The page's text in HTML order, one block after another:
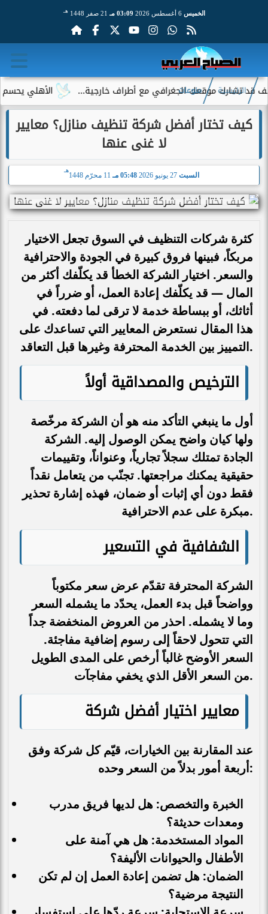
الخميس 6 أغسطس 2026 03:09 مـ 21 صفر 1448 هـ
الأهلي يحسم موقعك الجغرافي مع أطراف خارجية...
الرئيسية منوعات
كيف تختار أفضل شركة تنظيف منازل؟ معايير
لا غنى عنها
السبت 05:48 مـ 11 محرّم 1448
هـ
كثرة شركات التنظيف في السوق تجعل الاختيار
مربكاً، فبينها فروق كبيرة في الجودة والاحترافية
والسعر. اختيار الشركة الخطأ قد يكلّفك أكثر من
المال — قد يكلّفك إعادة العمل، أو ضرراً في
أثاثك، أو ببساطة خدمة لا ترقى لما دفعته. في
هذا المقال نستعرض المعايير التي تساعدك على
التمييز بين الخدمة المحترفة وغيرها قبل التعاقد.
الترخيص والمصداقية أولاً
أول ما ينبغي التأكد منه هو أن الشركة مرخّصة
ولها كيان واضح يمكن الوصول إليه. الشركة
الجادة تمتلك سجلاً تجارياً، وعنواناً، وتقييمات
حقيقية يمكنك مراجعتها. تجنّب من يتعامل نقداً
فقط دون أي إثبات أو ضمان، فهذه إشارة تحذير
مبكرة على عدم الاحترافية.
الشفافية في التسعير
الشركة المحترفة تقدّم عرض سعر مكتوباً
وواضحاً قبل بدء العمل، يحدّد ما يشمله السعر
وما لا يشمله. احذر من العروض المنخفضة جداً
التي تتحول لاحقاً إلى رسوم إضافية مفاجئة.
السعر الأوضح غالباً أرخص على المدى الطويل
من السعر الأقل الذي يخفي مفاجآت.
معايير اختيار أفضل شركة
عند المقارنة بين الخيارات، قيّم كل شركة وفق
أربعة أمور بدلاً من السعر وحده:
الخبرة والتخصص: هل لديها فريق مدرب
ومعدات حديثة؟
المواد المستخدمة: هل هي آمنة على
الأطفال والحيوانات الأليفة؟
الضمان: هل تضمن إعادة العمل إن لم تكن
النتيجة مرضية؟